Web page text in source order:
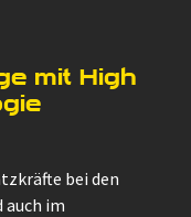
mit High
bei den
auch im